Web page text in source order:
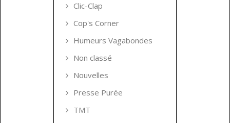
Clic-Clap
Cop's Corner
Humeurs Vagabondes
Non classé
Nouvelles
Presse Purée
TMT